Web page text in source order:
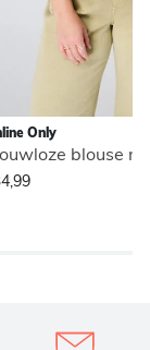
Only
blouse